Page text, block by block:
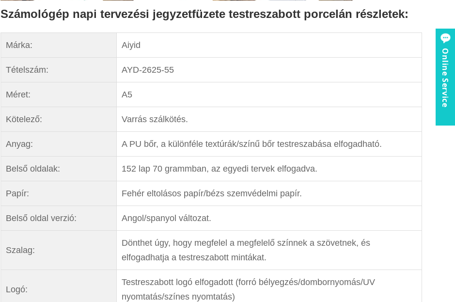
Számológép napi tervezési jegyzetfüzete testreszabott porcelán részletek:
Márka: Aiyid
Tételszám: AYD-2625-55
Méret: A5
Kötelező: Varrás szálkötés.
Anyag: A PU bőr, a különféle textúrák/színű bőr testreszabása elfogadható.
Belső oldalak: 152 lap 70 grammban, az egyedi tervek elfogadva.
Papír: Fehér eltolásos papír/bézs szemvédelmi papír.
Belső oldal verzió: Angol/spanyol változat.
Szalag:
Dönthet úgy, hogy megfelel a megfelelő színnek a szövetnek, és
elfogadhatja a testreszabott mintákat.
Logó:
Testreszabott logó elfogadott (forró bélyegzés/dombornyomás/UV
nyomtatás/színes nyomtatás)
Online Service